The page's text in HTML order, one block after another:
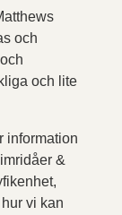
och
och lite
information
&
vi kan